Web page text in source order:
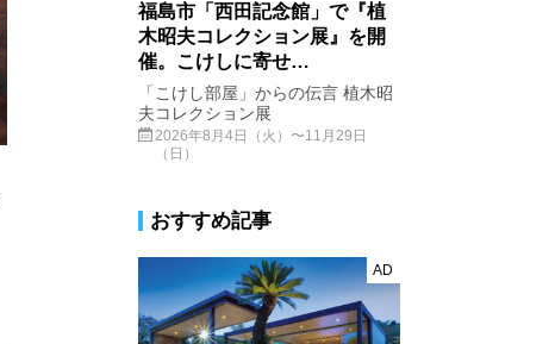
福島市「西田記念館」で『植
木昭夫コレクション展』を開
催。こけしに寄せ…
「こけし部屋」からの伝言 植木昭
夫コレクション展
2026年8月4日（火）〜11月29日
（日）
おすすめ記事
AD